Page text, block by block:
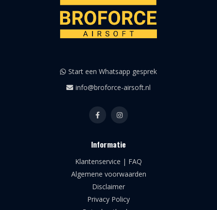
Start een Whatsapp gesprek
info@broforce-airsoft.nl
Informatie
Klantenservice | FAQ
Algemene voorwaarden
Disclaimer
Privacy Policy